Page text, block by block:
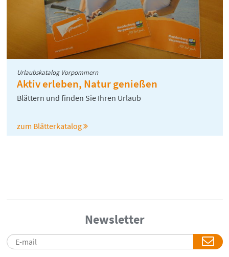
Urlaubskatalog Vorpommern
Aktiv erleben, Natur genießen
Blättern und finden Sie Ihren Urlaub
zum Blätterkatalog
Newsletter